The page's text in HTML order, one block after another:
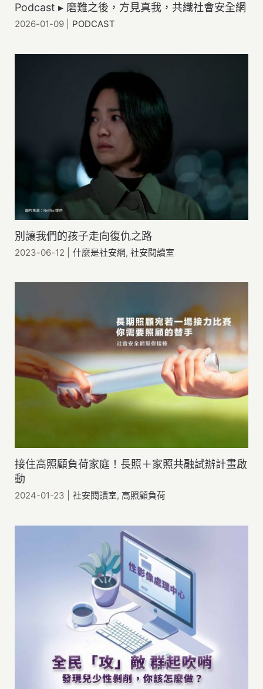
Podcast ▸ 磨難之後，方見真我，共織社會安全網
2026-01-09 PODCAST
別讓我們的孩子走向復仇之路
2023-06-12 什麼是社安網,社安閱讀室
接住高照顧負荷家庭！長照＋家照共融試辦計畫啟
動
2024-01-23 社安閱讀室,高照顧負荷